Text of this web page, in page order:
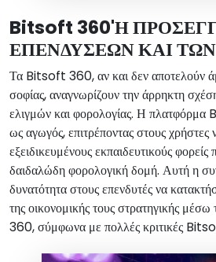
Bitsoft 360'Η
ΕΠΕΝΔΥΣΕΩΝ ΚΑΙ
Τα Bitsoft 360, αν και δεν αποτελούν
σοφίας, αναγνωρίζουν την άρρηκτη
ελιγμών και φορολογίας. Η
ως αγωγός, επιτρέποντας στους
εξειδικευμένους εκπαιδευτικούς
δαιδαλώδη φορολογική δομή. Αυτή η
δυνατότητα στους επενδυτές να
της οικονομικής τους στρατηγικής
360, σύμφωνα με πολλές κριτικές